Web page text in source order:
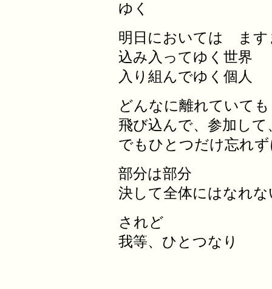
ゆく
明日においては ます
込み入ってゆく世界
入り組んでゆく個人
どんなに離れていても
飛び込んで、参加し
でもひとつだけ忘れ
部分は部分
決して全体にはなれな
されど
我等、ひとつなり